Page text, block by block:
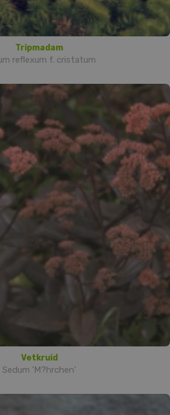
Tripmadam
reflexum f. cristatum
Vetkruid
Sedum 'M?hrchen'